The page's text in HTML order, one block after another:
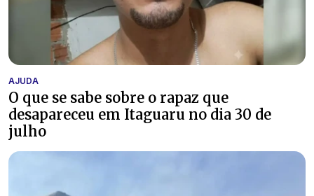
AJUDA
O que se sabe sobre o rapaz que
desapareceu em Itaguaru no dia 30 de
julho